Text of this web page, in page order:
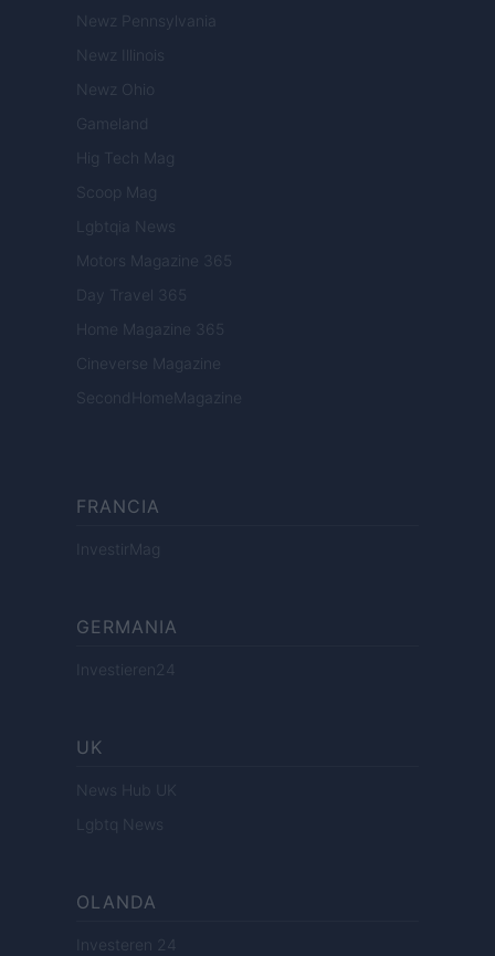
Newz Pennsylvania
Newz Illinois
Newz Ohio
Gameland
Hig Tech Mag
Scoop Mag
Lgbtqia News
Motors Magazine 365
Day Travel 365
Home Magazine 365
Cineverse Magazine
SecondHomeMagazine
FRANCIA
InvestirMag
GERMANIA
Investieren24
UK
News Hub UK
Lgbtq News
OLANDA
Investeren 24